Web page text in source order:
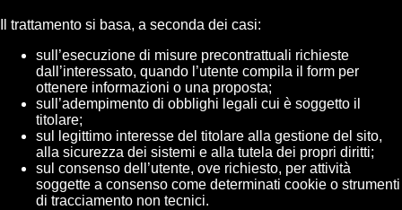
Il trattamento si basa, a seconda dei casi:
sull’esecuzione di misure precontrattuali richieste
dall’interessato, quando l’utente compila il form per
ottenere informazioni o una proposta;
sull’adempimento di obblighi legali cui è soggetto il
titolare;
sul legittimo interesse del titolare alla gestione del sito,
alla sicurezza dei sistemi e alla tutela dei propri diritti;
sul consenso dell’utente, ove richiesto, per attività
soggette a consenso come determinati cookie o strumenti
di tracciamento non tecnici.